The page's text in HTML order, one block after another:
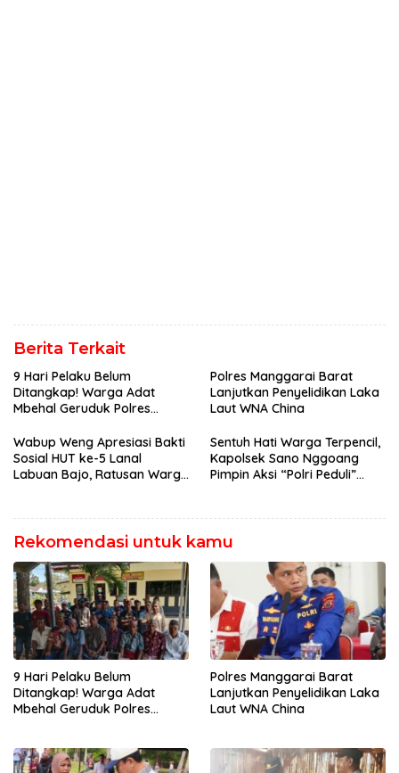
Berita Terkait
9 Hari Pelaku Belum
Ditangkap! Warga Adat
Mbehal Geruduk Polres
Penegakan Hukum Kapolres
Polres Manggarai Barat
Lanjutkan Penyelidikan Laka
Laut WNA China
Wabup Weng Apresiasi Bakti
Sosial HUT ke-5 Lanal
Labuan Bajo, Ratusan Warga
Gratis
Sentuh Hati Warga Terpencil,
Kapolsek Sano Nggoang
Pimpin Aksi “Polri Peduli”
Rekomendasi untuk kamu
9 Hari Pelaku Belum
Ditangkap! Warga Adat
Mbehal Geruduk Polres
Polres Manggarai Barat
Lanjutkan Penyelidikan Laka
Laut WNA China